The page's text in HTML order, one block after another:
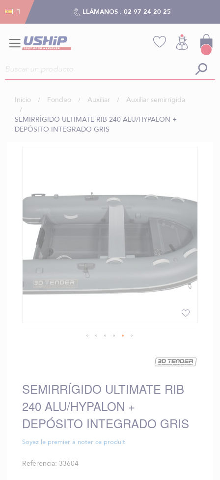
LLÁMANOS : 02 97 24 20 25
Inicio Fondeo Auxiliar Auxiliar semirrígida
SEMIRRÍGIDO ULTIMATE RIB 240 ALU/HYPALON +
DEPÓSITO INTEGRADO GRIS
galería
imágenes
la
galería
de
imágenes
SEMIRRÍGIDO ULTIMATE RIB
240 ALU/HYPALON +
DEPÓSITO INTEGRADO GRIS
Soyez le premier à noter ce produit
Referencia 33604
Gestión de cookies
Gestión de cookies